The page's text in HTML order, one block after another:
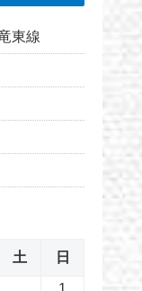
東線
土 日